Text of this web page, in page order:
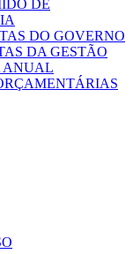
DE
DO GOVERNO
DA GESTÃO
ANUAL